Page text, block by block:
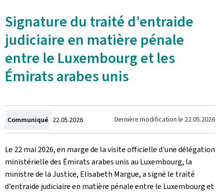
Signature du traité d’entraide
judiciaire en matière pénale
entre le Luxembourg et les
Émirats arabes unis
Communiqué Crée
le
22.05.2026 Dernière modification le 22.05.2026
Le 22 mai 2026, en marge de la visite officielle d'une délégation
ministérielle des Émirats arabes unis au Luxembourg, la
ministre de la Justice, Elisabeth Margue, a signé le traité
d'entraide judiciaire en matière pénale entre le Luxembourg et